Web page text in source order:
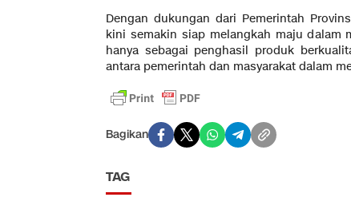
Dengan dukungan dari Pemerintah
kini semakin siap melangkah maju dalam
hanya sebagai penghasil produk
antara pemerintah dan masyarakat dalam
Bagikan
TAG